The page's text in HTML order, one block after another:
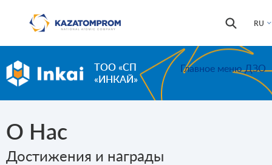
RU
Форма
Поиск
ТОО «СП
«ИНКАЙ»
Главное меню ДЗО
О Нас
Достижения и награды